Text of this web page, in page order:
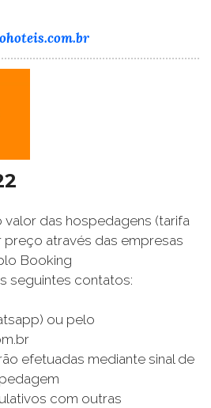
valor das hospedagens (tarifa
através das empresas
Booking
seguintes contatos:
ou pelo
efetuadas mediante sinal de
com outras